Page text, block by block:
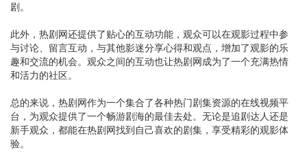
剧。
此外，热剧网还提供了贴心的互动功能，观众可以在观影过程中参
与讨论、留言互动，与其他影迷分享心得和观点，增加了观影的乐
趣和交流的机会。观众之间的互动也让热剧网成为了一个充满热情
和活力的社区。
总的来说，热剧网作为一个集合了各种热门剧集资源的在线视频平
台，为观众提供了一个畅游剧海的最佳去处。无论是追剧达人还是
新手观众，都能在热剧网找到自己喜欢的剧集，享受精彩的观影体
验。